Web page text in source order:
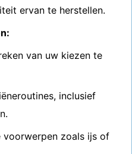
ervan te herstellen.
van uw kiezen te
inclusief
zoals ijs of